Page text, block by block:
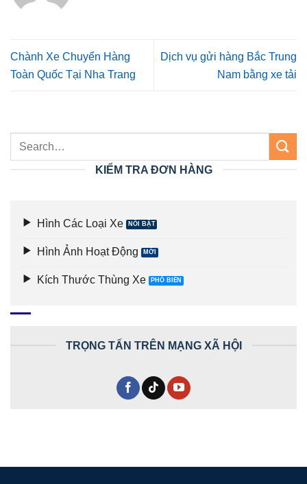
Chành Xe Chuyển Hàng
Toàn Quốc Tại Nha Trang
Dịch vụ gửi hàng Bắc Trung
Nam bằng xe tải
KIỂM TRA ĐƠN HÀNG
Hình Các Loại Xe
Hình Ảnh Hoạt Động
Kích Thước Thùng Xe
TRỌNG TẤN TRÊN MẠNG XÃ HỘI